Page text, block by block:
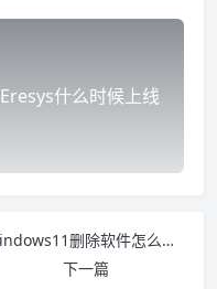
Eresys什么时候上线
windows11删除软件怎么恢复 苹果11删除的软件怎么恢复
下一篇